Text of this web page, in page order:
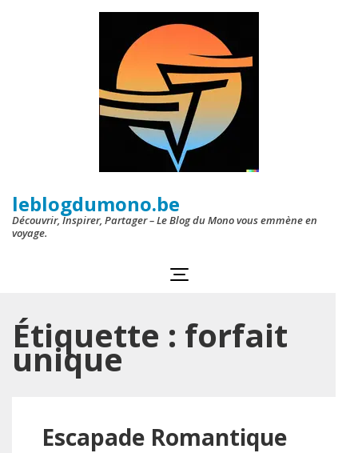
leblogdumono.be
Découvrir, Inspirer, Partager – Le Blog du Mono vous emmène en
voyage.
Étiquette : forfait
unique
Escapade Romantique